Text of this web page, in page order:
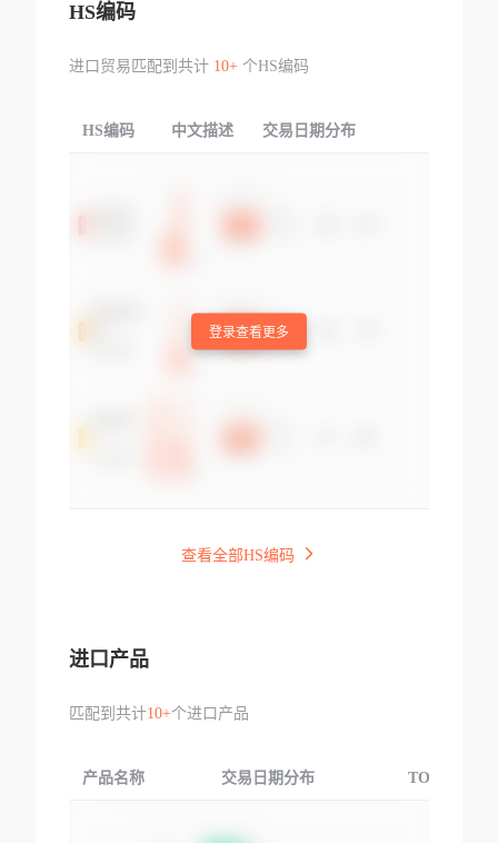
HS编码
进口贸易匹配到共计 10+个HS编码
HS编码 中文描述 交易日期分布
登录查看更多
查看全部HS编码
进口产品
匹配到共计10+个进口产品
产品名称 交易日期分布 TOP3交易国